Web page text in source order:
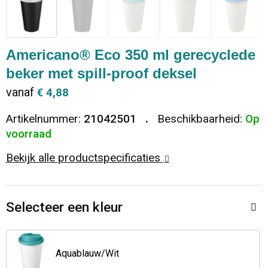
Dekens, Fleecedekens en Kussens
Vesten
T-Shirts
Polo's
Ondergoed en Sokken
Sweaters
Vesten
Caps, Hoeden en Mutsen
Bodywarmers
T-Shirts
Vrije tijd en Strand
Veiligheid, Auto en Fiets
Elektronica, Gadgets en USB
Huis, Tuin en Keuken
Sinterklaas
Koeltassen en Koelboxen
Goodiebags
Golftassen
Duffeltassen
Toilettassen
Laptop hoezen en tassen
Americano® Eco 350 ml gerecyclede
beker met spill-proof deksel
vanaf € 4,88
Artikelnummer: 21042501 Beschikbaarheid: Op
voorraad
Bekijk alle productspecificaties
Selecteer een kleur
Aquablauw/Wit